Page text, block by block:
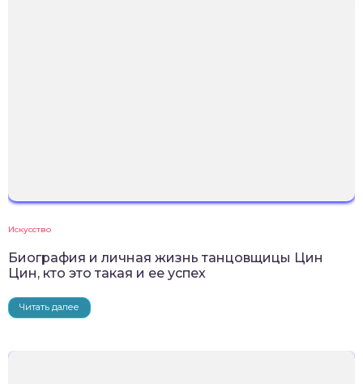
Искусство
Биография и личная жизнь танцовщицы Цин
Цин, кто это такая и ее успех
Читать далее